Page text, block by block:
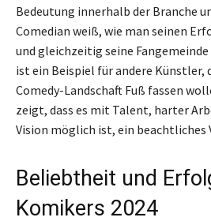
Bedeutung innerhalb der Branche
Comedian weiß, wie man seinen
und gleichzeitig seine
ist ein Beispiel für andere Künstler,
Comedy-Landschaft Fuß fassen
zeigt, dass es mit Talent, harter
Vision möglich ist, ein beachtliches
Beliebtheit und
Komikers 2024